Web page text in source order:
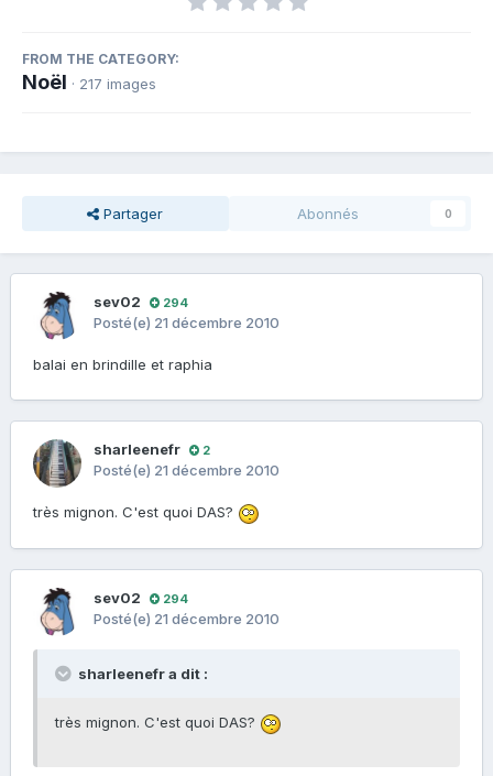
FROM THE CATEGORY:
Noël · 217 images
Partager Abonnés 0
sev02 294
Posté(e) 21 décembre 2010
balai en brindille et raphia
sharleenefr 2
Posté(e) 21 décembre 2010
très mignon. C'est quoi DAS?
sev02 294
Posté(e) 21 décembre 2010
sharleenefr a dit :
très mignon. C'est quoi DAS?